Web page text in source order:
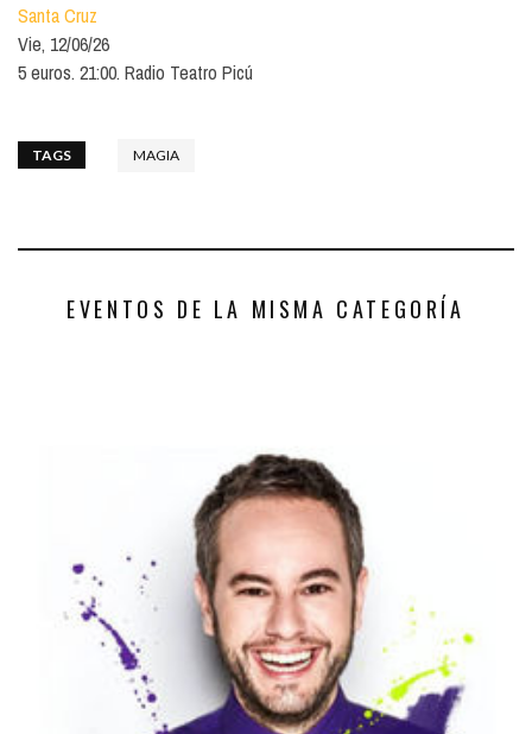
Santa Cruz
Vie, 12/06/26
5 euros. 21:00. Radio Teatro Picú
TAGS MAGIA
EVENTOS DE LA MISMA CATEGORÍA